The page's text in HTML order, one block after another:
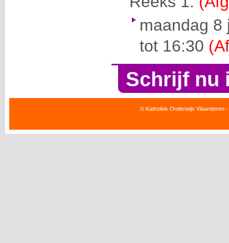
maandag 8
tot 16:30
Schrijf nu
© Katholiek Onderwijs Vlaanderen